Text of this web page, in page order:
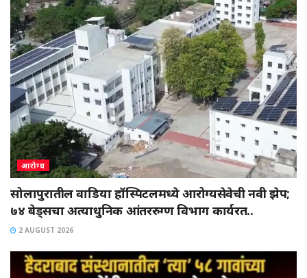
आरोग्य
सोलापुरातील वाडिया हॉस्पिटलमध्ये आरोग्यसेवेची नवी झेप;
७४ बेड्सचा अत्याधुनिक आंतररुग्ण विभाग कार्यरत..
2 AUGUST 2026